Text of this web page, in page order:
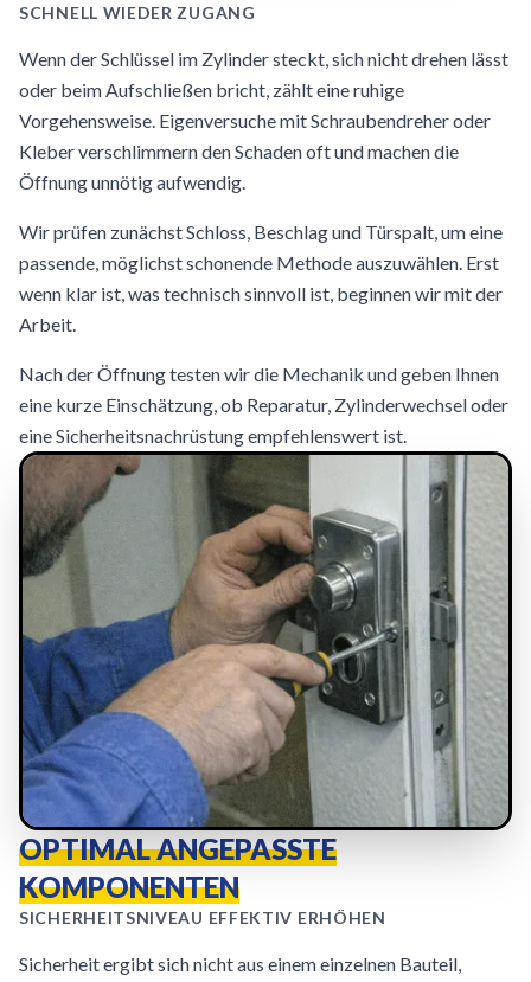
SCHNELL WIEDER ZUGANG
Wenn der Schlüssel im Zylinder steckt, sich nicht drehen lässt
oder beim Aufschließen bricht, zählt eine ruhige
Vorgehensweise. Eigenversuche mit Schraubendreher oder
Kleber verschlimmern den Schaden oft und machen die
Öffnung unnötig aufwendig.
Wir prüfen zunächst Schloss, Beschlag und Türspalt, um eine
passende, möglichst schonende Methode auszuwählen. Erst
wenn klar ist, was technisch sinnvoll ist, beginnen wir mit der
Arbeit.
Nach der Öffnung testen wir die Mechanik und geben Ihnen
eine kurze Einschätzung, ob Reparatur, Zylinderwechsel oder
eine Sicherheitsnachrüstung empfehlenswert ist.
OPTIMAL ANGEPASSTE
KOMPONENTEN
SICHERHEITSNIVEAU EFFEKTIV ERHÖHEN
Sicherheit ergibt sich nicht aus einem einzelnen Bauteil,